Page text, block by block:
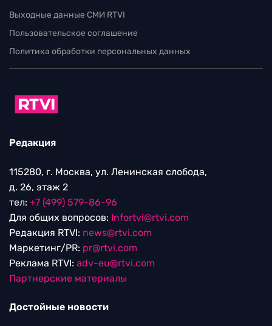
Выходные данные СМИ RTVI
Пользовательское соглашение
Политика обработки персональных данных
Редакция
115280, г. Москва, ул. Ленинская слобода,
д. 26, этаж 2
тел: +7 (499) 579-86-96
Для общих вопросов: Infortvi@rtvi.com
Редакция RTVI: news@rtvi.com
Маркетинг/PR: pr@rtvi.com
Реклама RTVI: adv-eu@rtvi.com
Партнерские материалы
Достойные новости